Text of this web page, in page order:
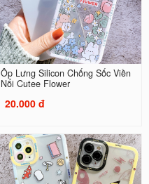
Ốp Lưng Silicon Chống Sốc Viền
Nổi Cutee Flower
20.000 đ